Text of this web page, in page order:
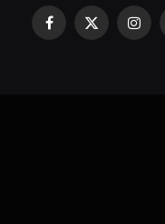
Facebook
X